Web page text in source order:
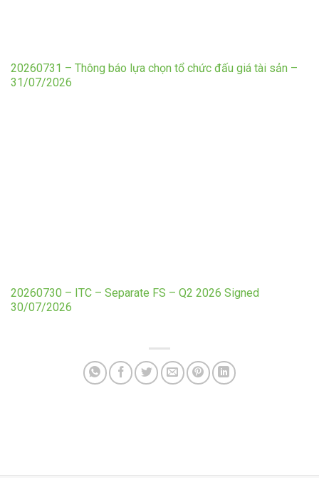
20260731 – Thông báo lựa chọn tổ chức đấu giá tài sản –
31/07/2026
20260730 – ITC – Separate FS – Q2 2026 Signed
30/07/2026